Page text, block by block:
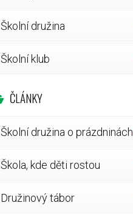
Školní družina
Školní klub
ČLÁNKY
Školní družina o prázdninách
Škola, kde děti rostou
Družinový tábor